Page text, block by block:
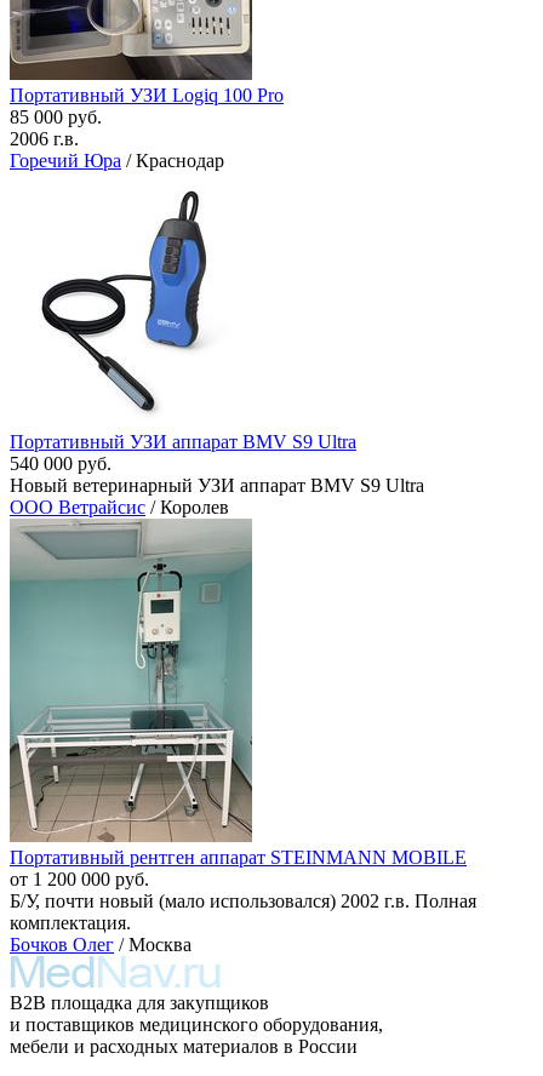
Портативный УЗИ Logiq 100 Pro
85 000 руб.
2006 г.в.
Горечий Юра / Краснодар
Портативный УЗИ аппарат BMV S9 Ultra
540 000 руб.
Новый ветеринарный УЗИ аппарат BMV S9 Ultra
ООО Ветрайсис / Королев
Портативный рентген аппарат STEINMANN MOBILE
от 1 200 000 руб.
Б/У, почти новый (мало использовался) 2002 г.в. Полная
комплектация.
Бочков Олег / Москва
B2B площадка для закупщиков
и поставщиков медицинского оборудования,
мебели и расходных материалов в России